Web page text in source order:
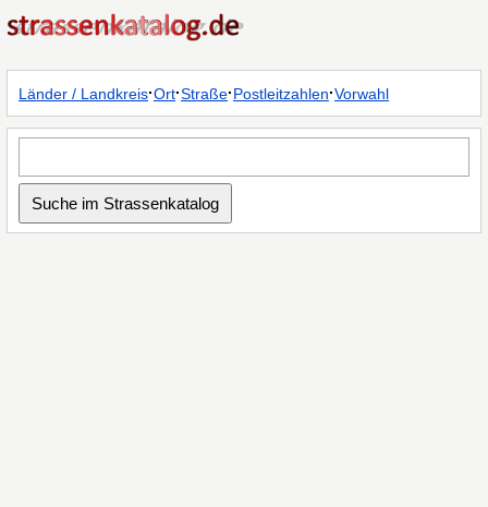
Länder / Landkreis·Ort·Straße·Postleitzahlen·Vorwahl